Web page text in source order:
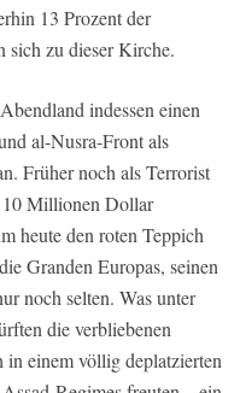
13 Prozent der
sich zu dieser Kirche.
indessen einen
al-Nusra-Front als
Früher noch als Terrorist
Millionen Dollar
heute den roten Teppich
Granden Europas, seinen
noch selten. Was unter
die verbliebenen
einem völlig deplatzierten